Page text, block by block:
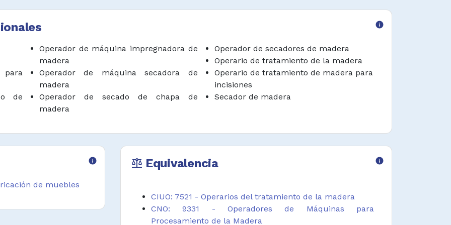
y metros
y extensión.
o con
se pudra o la
soluciones de
niveles de
madera.
y forzar la
informes de
info
de
Operador de máquina impregnadora de
madera
Operador de máquina secadora de
madera
Operador de secado de chapa de
madera
Operador de secadores de madera
Operario de tratamiento de la madera
Operario de tratamiento de madera para
incisiones
Secador de madera
info
de muebles
balance Equivalencia info
CIUO: 7521 - Operarios del tratamiento de la madera
CNO: 9331 - Operadores de Máquinas para
Procesamiento de la Madera